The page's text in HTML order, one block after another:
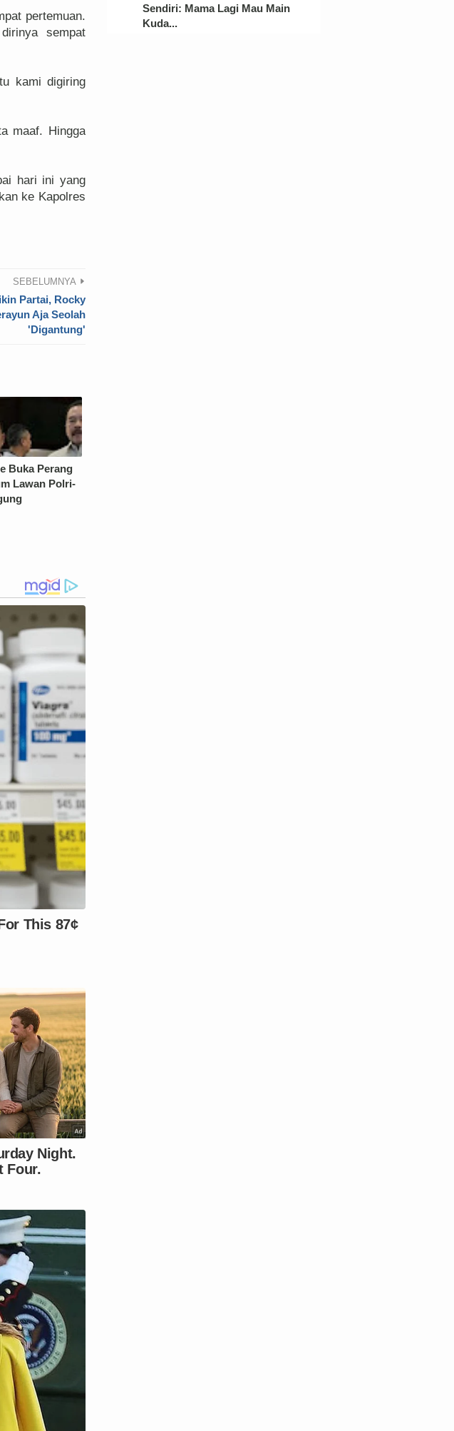
pertemuan.
sempat
kami digiring
maaf. Hingga
hari ini yang
ke Kapolres
SEBELUMNYA
Partai, Rocky
Aja Seolah
'Digantung'
Buka Perang
Lawan Polri-
Sendiri: Mama Lagi Mau Main
Kuda...